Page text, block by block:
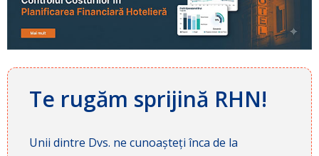
Te rugăm sprijină RHN!
Unii dintre Dvs. ne cunoașteți înca de la